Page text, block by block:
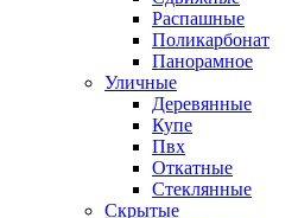
Распашные
Поликарбонат
Панорамное
Уличные
Деревянные
Купе
Пвх
Откатные
Стеклянные
Скрытые